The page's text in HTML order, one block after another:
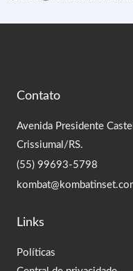
Links
Políticas
Contato
Avenida Presidente
Crissiumal/RS.
(55) 99693-5798